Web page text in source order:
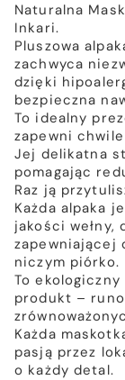
Naturalna
Inkari.
Pluszowa
zachwyca
dzięki
bezpieczna
To idealny
zapewni
Jej delikatna
pomagając
Raz ją
Każda alpaka
jakości wełny,
zapewniającej
niczym piórko.
To
produkt –
Każda
pasją przez
o każdy detal.